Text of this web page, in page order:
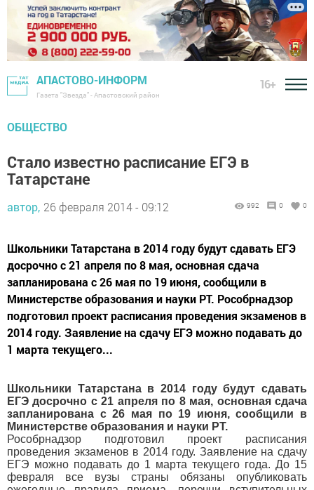
АПАСТОВО-ИНФОРМ
Газета "Звезда" - Апастовский район
16+
ОБЩЕСТВО
Стало известно расписание ЕГЭ в
Татарстане
автор, 26 февраля 2014 - 09:12 992 0 0
Школьники Татарстана в 2014 году будут сдавать ЕГЭ
досрочно с 21 апреля по 8 мая, основная сдача
запланирована с 26 мая по 19 июня, сообщили в
Министерстве образования и науки РТ. Рособрнадзор
подготовил проект расписания проведения экзаменов в
2014 году. Заявление на сдачу ЕГЭ можно подавать до
1 марта текущего...
Школьники Татарстана в 2014 году будут сдавать
ЕГЭ досрочно с 21 апреля по 8 мая, основная сдача
запланирована с 26 мая по 19 июня, сообщили в
Министерстве образования и науки РТ.
Рособрнадзор подготовил проект расписания
проведения экзаменов в 2014 году. Заявление на сдачу
ЕГЭ можно подавать до 1 марта текущего года. До 15
февраля все вузы страны обязаны опубликовать